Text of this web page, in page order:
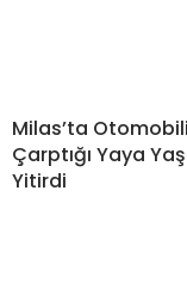
Milas’ta
Çarptığı Yaya
Yitirdi